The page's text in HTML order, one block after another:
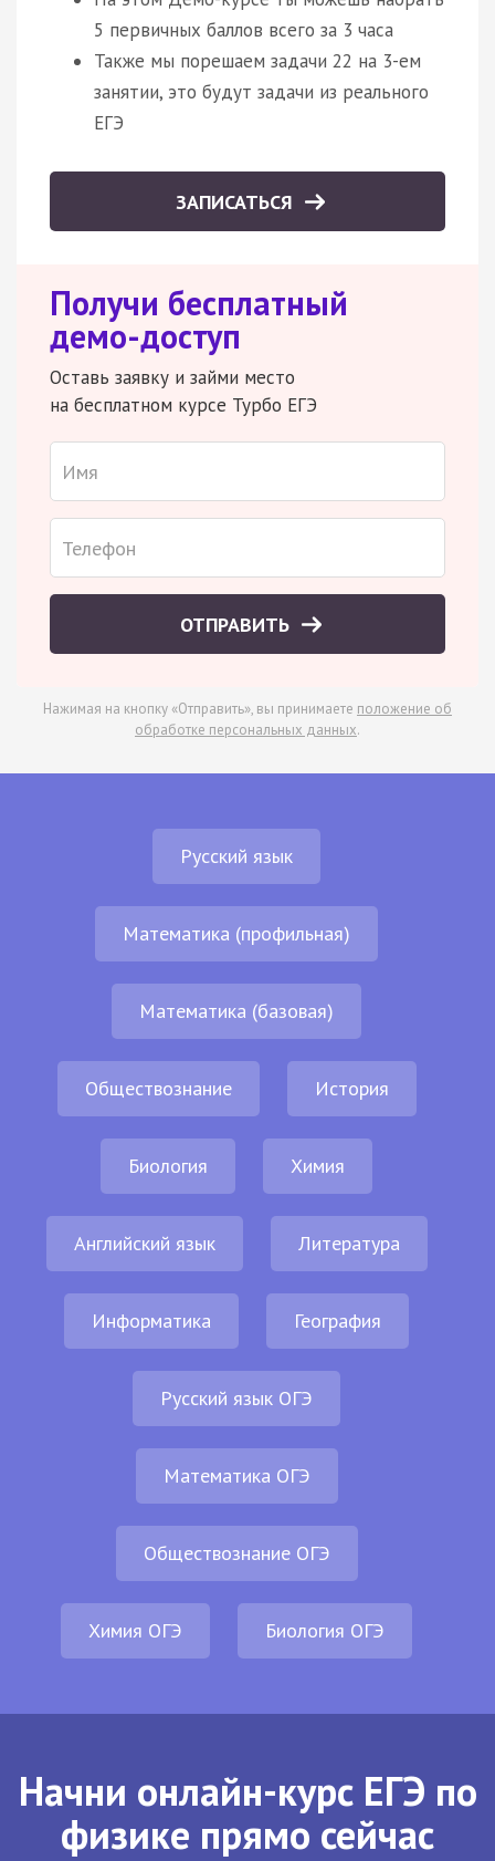
5 первичных баллов всего за 3 часа
Также мы порешаем задачи 22 на 3-ем
занятии, это будут задачи из реального
ЕГЭ
ЗАПИСАТЬСЯ
Получи бесплатный
демо-доступ
Оставь заявку и займи место
на бесплатном курсе Турбо ЕГЭ
ОТПРАВИТЬ
Нажимая на кнопку «Отправить», вы принимаете положение об
обработке персональных данных.
Русский язык
Математика (профильная)
Математика (базовая)
Обществознание История
Биология Химия
Английский язык Литература
Информатика География
Русский язык ОГЭ
Математика ОГЭ
Обществознание ОГЭ
Химия ОГЭ Биология ОГЭ
Начни онлайн-курс ЕГЭ по
физике прямо сейчас